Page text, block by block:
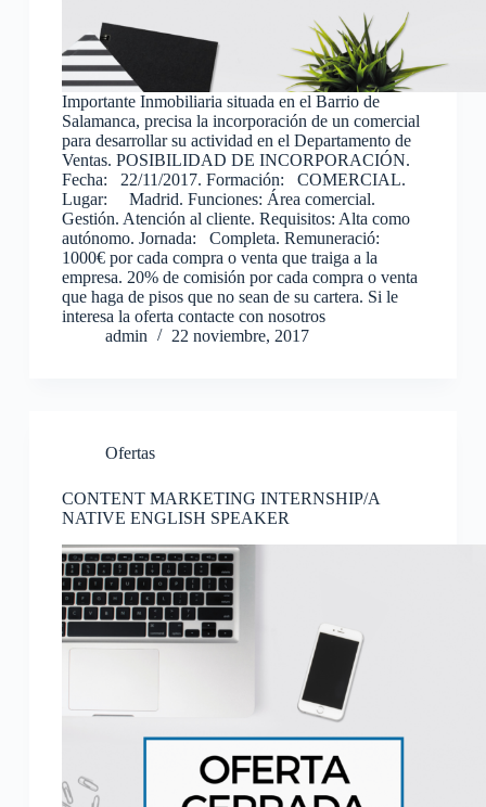
Importante Inmobiliaria situada en el Barrio de
Salamanca, precisa la incorporación de un comercial
para desarrollar su actividad en el Departamento de
Ventas. POSIBILIDAD DE INCORPORACIÓN.
Fecha: 22/11/2017. Formación: COMERCIAL.
Lugar: Madrid. Funciones: Área comercial.
Gestión. Atención al cliente. Requisitos: Alta como
autónomo. Jornada: Completa. Remuneració:
1000€ por cada compra o venta que traiga a la
empresa. 20% de comisión por cada compra o venta
que haga de pisos que no sean de su cartera. Si le
interesa la oferta contacte con nosotros
admin
22 noviembre, 2017
Ofertas
CONTENT MARKETING INTERNSHIP/A
NATIVE ENGLISH SPEAKER